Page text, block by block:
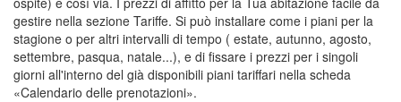
gestire nella sezione Tariffe. Si può installare come i piani per la
stagione o per altri intervalli di tempo ( estate, autunno, agosto,
settembre, pasqua, natale...), e di fissare i prezzi per i singoli
giorni all'interno del già disponibili piani tariffari nella scheda
«Calendario delle prenotazioni».